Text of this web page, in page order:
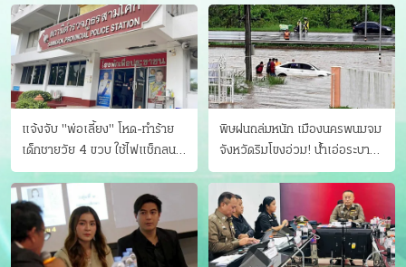
แจ้งจับ "พ่อเลี้ยง" โหด-ทําร้าย
เด็กชายวัย 4 ขวบ ใช้ไฟแช็กลน
บาดเจ็บ
พิษฝนถล่มหนัก เมืองนครพนมจม
จังหวัดริมโขงอ่วม! นํ้าเอ่อระบาย
ไม่ทัน แม่ปิงทะลักล้น